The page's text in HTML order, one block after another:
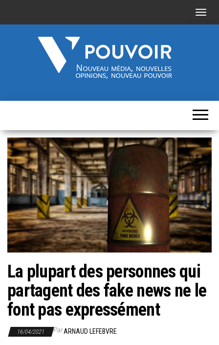
A
r
m
a
s
q
u
e
r
l
a
v
média,
nouveau
pouvoir
La plupart des personnes qui
partagent des fake news ne le
font pas expressément
16/04/2021 ParARNAUD LEFEBVRE